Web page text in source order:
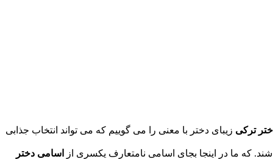
ترکی زیبای دختر با معنی را می گوییم که می تواند انتخاب جذابی
که ما در اینجا بجای اسامی نامتعارف یکسری از اسامی دختر